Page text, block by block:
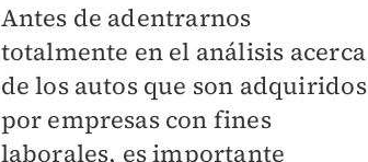
Antes de adentrarnos
totalmente en el análisis acerca
de los autos que son adquiridos
por empresas con fines
laborales, es importante